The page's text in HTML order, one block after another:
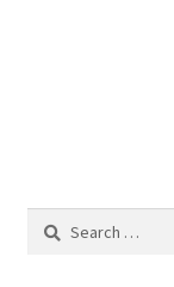
Search